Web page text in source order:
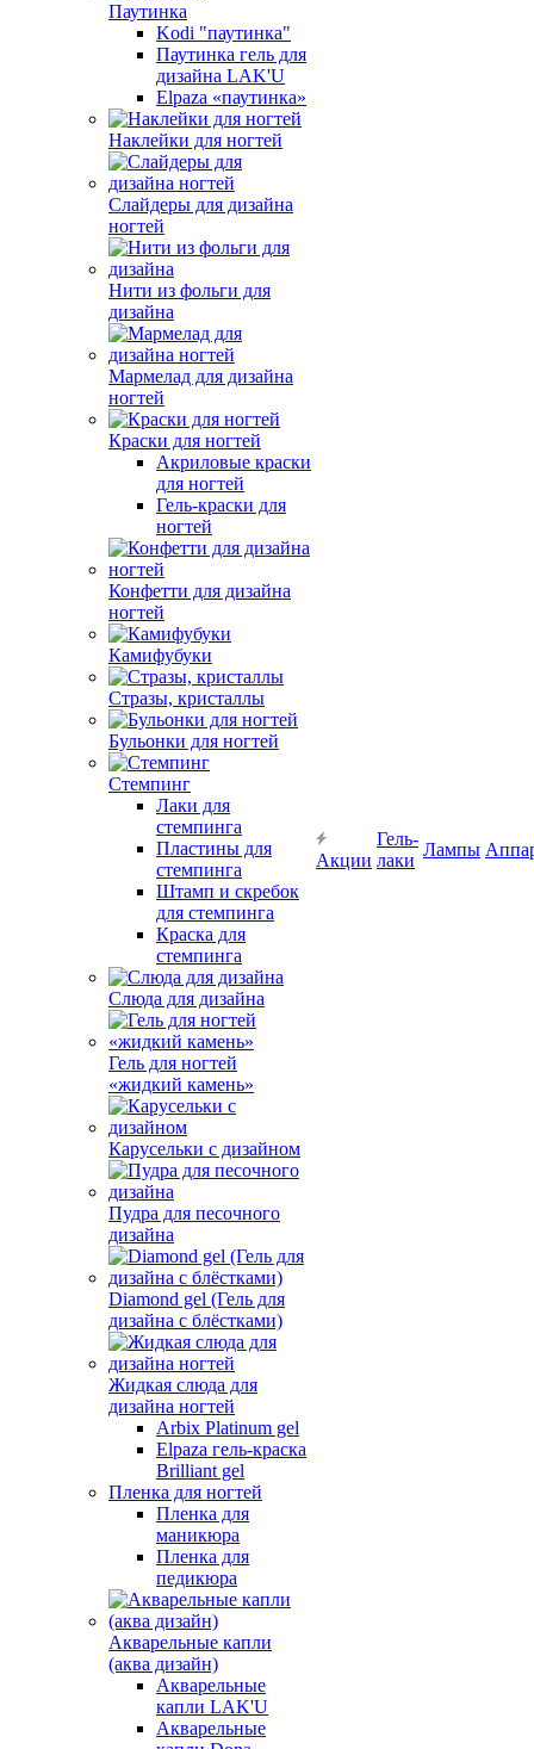
Паутинка
Kodi "паутинка"
Паутинка гель для
дизайна LAK'U
Elpaza «паутинка»
Наклейки для ногтей
Слайдеры для дизайна
ногтей
Нити из фольги для
дизайна
Мармелад для дизайна
ногтей
Краски для ногтей
Акриловые краски
для ногтей
Гель-краски для
ногтей
Конфетти для дизайна
ногтей
Камифубуки
Стразы, кристаллы
Бульонки для ногтей
Стемпинг
Лаки для
стемпинга
Пластины для
стемпинга
Штамп и скребок
для стемпинга
Краска для
стемпинга
Слюда для дизайна
Гель для ногтей
«жидкий камень»
Карусельки с дизайном
Пудра для песочного
дизайна
Diamond gel (Гель для
дизайна с блёстками)
Жидкая слюда для
дизайна ногтей
Arbix Platinum gel
Elpaza гель-краска
Brilliant gel
Пленка для ногтей
Пленка для
маникюра
Пленка для
педикюра
Акварельные капли
(аква дизайн)
Акварельные
капли LAK'U
Акварельные
Акции
Гель-
лаки
Лампы